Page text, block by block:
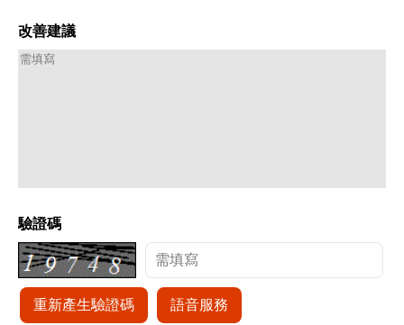
改善建議
驗證碼
重新產生驗證碼 語音服務